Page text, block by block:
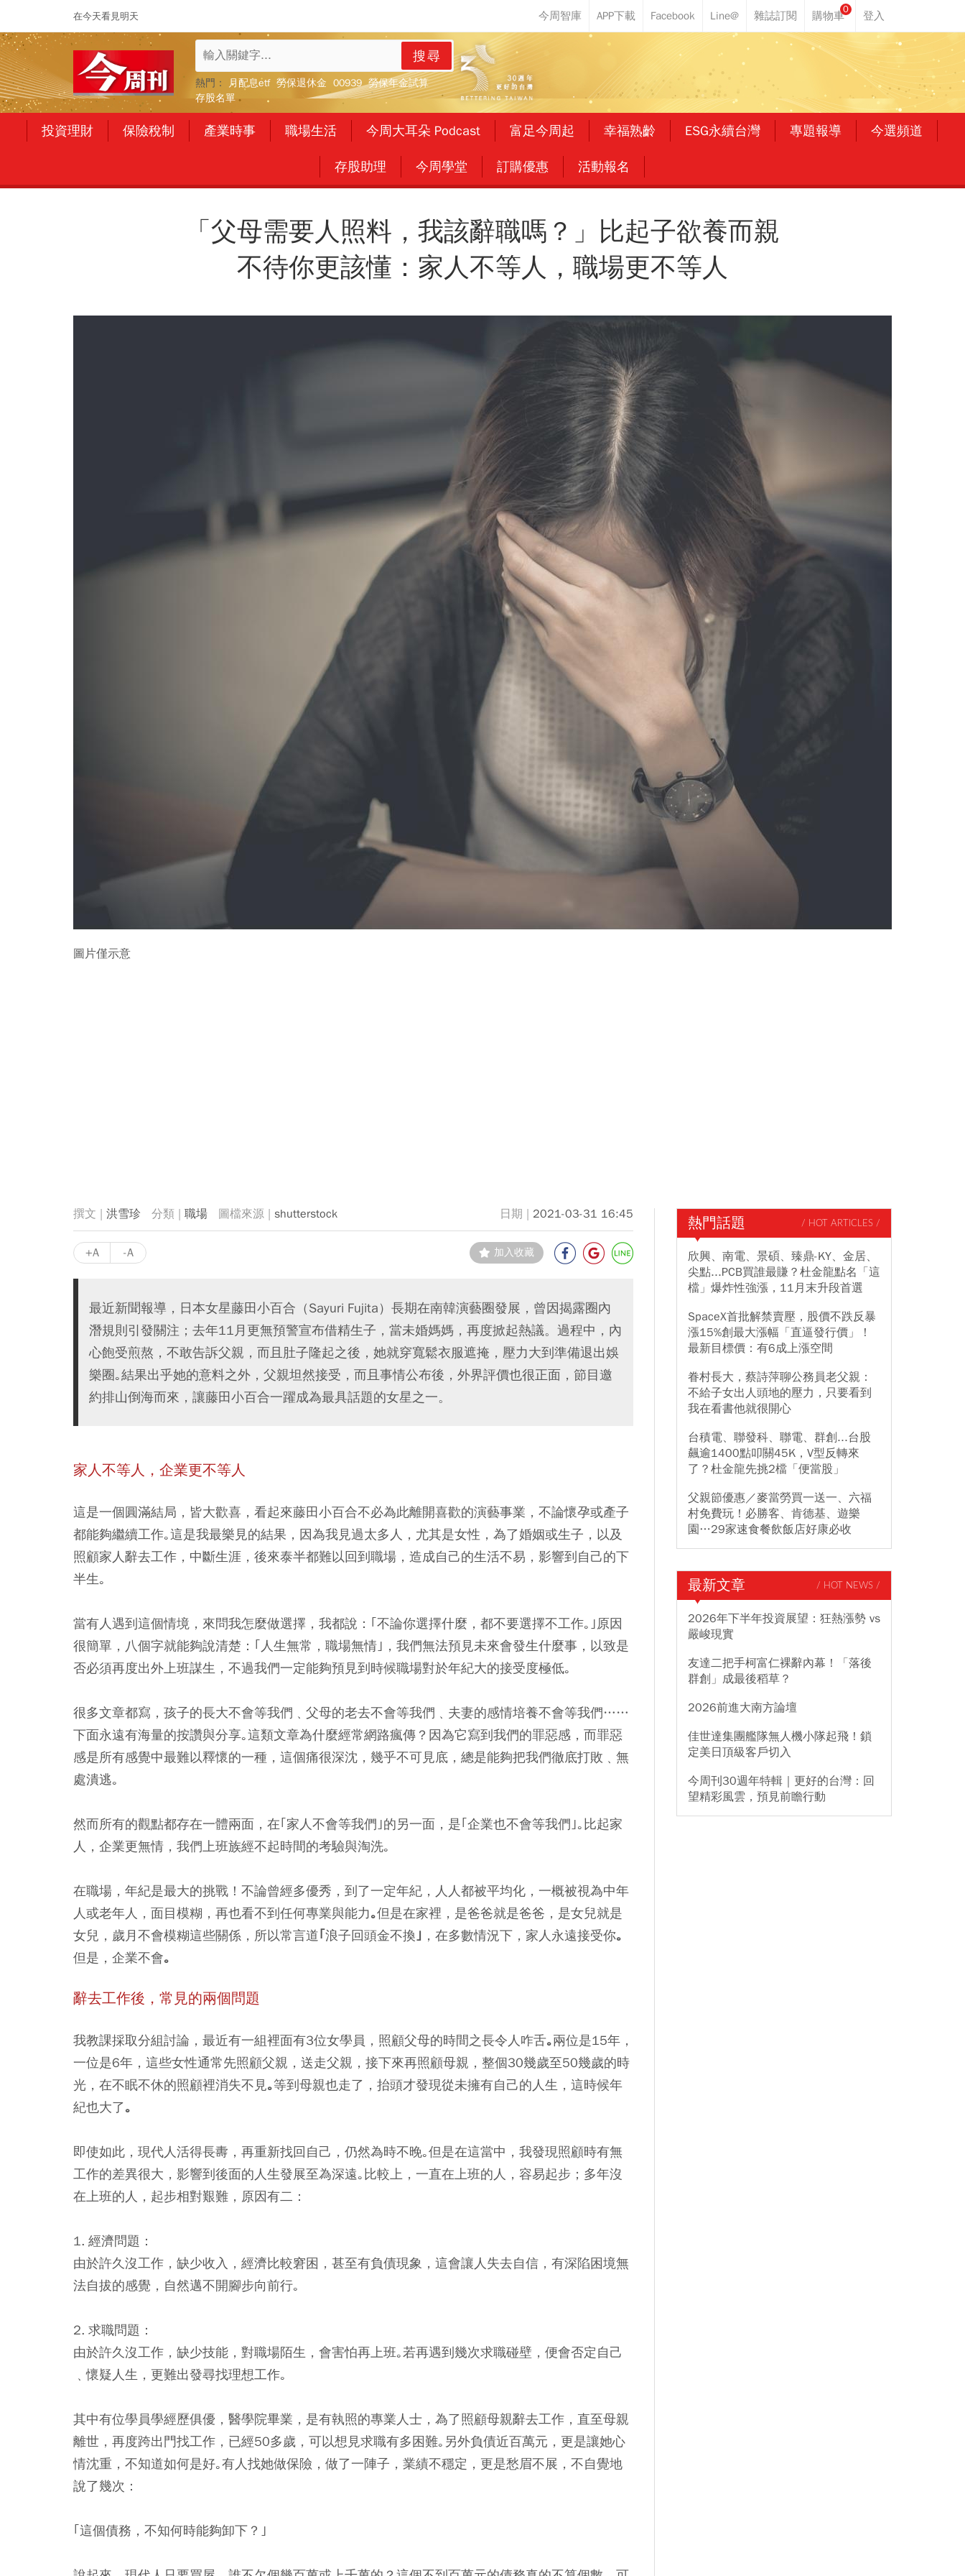
在今天看見明天
0
搜尋
熱門： 月配息etf 勞保退休金 00939 勞保年金試算
存股名單
投資理財 保險稅制 產業時事 職場生活 今周大耳朵 Podcast 富足今周起 幸福熟齡 ESG永續台灣 專題報導 今選頻道
存股助理 今周學堂 訂購優惠 活動報名
「父母需要人照料，我該辭職嗎？」比起子欲養而親
不待你更該懂：家人不等人，職場更不等人
圖片僅示意
洪雪珍 職場 shutterstock 2021-03-31 16:45
+A -A 加入收藏
最近新聞報導，日本女星藤田小百合（Sayuri Fujita）長期在南韓演藝圈發展，曾因揭露圈內
潛規則引發關注；去年11月更無預警宣布借精生子，當未婚媽媽，再度掀起熱議。過程中，內
心飽受煎熬，不敢告訴父親，而且肚子隆起之後，她就穿寬鬆衣服遮掩，壓力大到準備退出娛
樂圈｡結果出乎她的意料之外，父親坦然接受，而且事情公布後，外界評價也很正面，節目邀
約排山倒海而來，讓藤田小百合一躍成為最具話題的女星之一。
家人不等人，企業更不等人
這是一個圓滿結局，皆大歡喜，看起來藤田小百合不必為此離開喜歡的演藝事業，不論懷孕或產子
都能夠繼續工作｡這是我最樂見的結果，因為我見過太多人，尤其是女性，為了婚姻或生子，以及
照顧家人辭去工作，中斷生涯，後來泰半都難以回到職場，造成自己的生活不易，影響到自己的下
半生｡
當有人遇到這個情境，來問我怎麼做選擇，我都說：｢不論你選擇什麼，都不要選擇不工作｡｣原因
很簡單，八個字就能夠說清楚：｢人生無常，職場無情｣，我們無法預見未來會發生什麼事，以致是
否必須再度出外上班謀生，不過我們一定能夠預見到時候職場對於年紀大的接受度極低｡
很多文章都寫，孩子的長大不會等我們﹑父母的老去不會等我們﹑夫妻的感情培養不會等我們……
下面永遠有海量的按讚與分享｡這類文章為什麼經常網路瘋傳？因為它寫到我們的罪惡感，而罪惡
感是所有感覺中最難以釋懷的一種，這個痛很深沈，幾乎不可見底，總是能夠把我們徹底打敗﹑無
處潰逃｡
然而所有的觀點都存在一體兩面，在｢家人不會等我們｣的另一面，是｢企業也不會等我們｣｡比起家
人，企業更無情，我們上班族經不起時間的考驗與淘洗｡
在職場，年紀是最大的挑戰！不論曾經多優秀，到了一定年紀，人人都被平均化，一概被視為中年
人或老年人，面目模糊，再也看不到任何專業與能力｡但是在家裡，是爸爸就是爸爸，是女兒就是
女兒，歲月不會模糊這些關係，所以常言道｢浪子回頭金不換｣，在多數情況下，家人永遠接受你｡
但是，企業不會｡
辭去工作後，常見的兩個問題
我教課採取分組討論，最近有一組裡面有3位女學員，照顧父母的時間之長令人咋舌｡兩位是15年，
一位是6年，這些女性通常先照顧父親，送走父親，接下來再照顧母親，整個30幾歲至50幾歲的時
光，在不眠不休的照顧裡消失不見｡等到母親也走了，抬頭才發現從未擁有自己的人生，這時候年
紀也大了｡
即使如此，現代人活得長夀，再重新找回自己，仍然為時不晚｡但是在這當中，我發現照顧時有無
工作的差異很大，影響到後面的人生發展至為深遠｡比較上，一直在上班的人，容易起步；多年沒
在上班的人，起步相對艱難，原因有二：
1. 經濟問題：
由於許久沒工作，缺少收入，經濟比較窘困，甚至有負債現象，這會讓人失去自信，有深陷困境無
法自拔的感覺，自然邁不開腳步向前行｡
2. 求職問題：
由於許久沒工作，缺少技能，對職場陌生，會害怕再上班｡若再遇到幾次求職碰壁，便會否定自己
﹑懷疑人生，更難出發尋找理想工作｡
其中有位學員學經歷俱優，醫學院畢業，是有執照的專業人士，為了照顧母親辭去工作，直至母親
離世，再度跨出門找工作，已經50多歲，可以想見求職有多困難｡另外負債近百萬元，更是讓她心
情沈重，不知道如何是好｡有人找她做保險，做了一陣子，業績不穩定，更是愁眉不展，不自覺地
說了幾次：
｢這個債務，不知何時能夠卸下？｣
熱門話題 / HOT ARTICLES /
欣興、南電、景碩、臻鼎-KY、金居、
尖點...PCB買誰最賺？杜金龍點名「這
檔」爆炸性強漲，11月末升段首選
SpaceX首批解禁賣壓，股價不跌反暴
漲15%創最大漲幅「直逼發行價」！
最新目標價：有6成上漲空間
眷村長大，蔡詩萍聊公務員老父親：
不給子女出人頭地的壓力，只要看到
我在看書他就很開心
台積電、聯發科、聯電、群創...台股
飆逾1400點叩關45K，V型反轉來
了？杜金龍先挑2檔「便當股」
父親節優惠／麥當勞買一送一、六福
村免費玩！必勝客、肯德基、遊樂
園…29家速食餐飲飯店好康必收
最新文章 / HOT NEWS /
2026年下半年投資展望：狂熱漲勢 vs
嚴峻現實
友達二把手柯富仁裸辭內幕！「落後
群創」成最後稻草？
2026前進大南方論壇
佳世達集團艦隊無人機小隊起飛！鎖
定美日頂級客戶切入
今周刊30週年特輯｜更好的台灣：回
望精彩風雲，預見前瞻行動